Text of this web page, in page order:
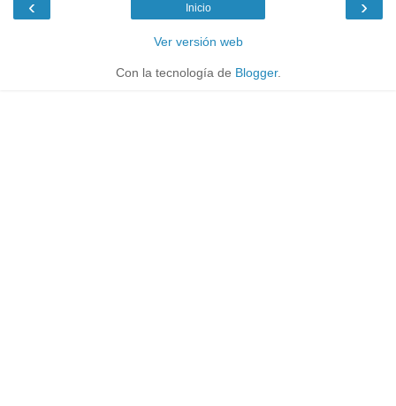
‹ ›
Inicio
Ver versión web
Con la tecnología de Blogger.